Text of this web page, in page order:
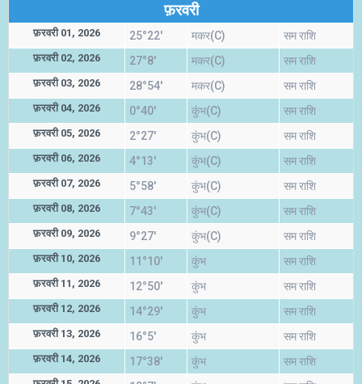
फ़रवरी
फ़रवरी 01, 2026 25°22' मकर(C) सम राशि
फ़रवरी 02, 2026 27°8' मकर(C) सम राशि
फ़रवरी 03, 2026 28°54' मकर(C) सम राशि
फ़रवरी 04, 2026 0°40' कुंभ(C) सम राशि
फ़रवरी 05, 2026 2°27' कुंभ(C) सम राशि
फ़रवरी 06, 2026 4°13' कुंभ(C) सम राशि
फ़रवरी 07, 2026 5°58' कुंभ(C) सम राशि
फ़रवरी 08, 2026 7°43' कुंभ(C) सम राशि
फ़रवरी 09, 2026 9°27' कुंभ(C) सम राशि
फ़रवरी 10, 2026 11°10' कुंभ सम राशि
फ़रवरी 11, 2026 12°50' कुंभ सम राशि
फ़रवरी 12, 2026 14°29' कुंभ सम राशि
फ़रवरी 13, 2026 16°5' कुंभ सम राशि
फ़रवरी 14, 2026 17°38' कुंभ सम राशि